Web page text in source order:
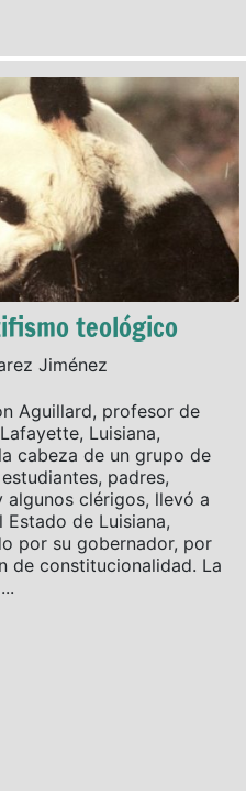
teológico
Jiménez
Aguillard, profesor de
Luisiana,
cabeza de un grupo de
padres,
algunos clérigos, llevó a
Estado de Luisiana,
por su gobernador, por
de constitucionalidad. La